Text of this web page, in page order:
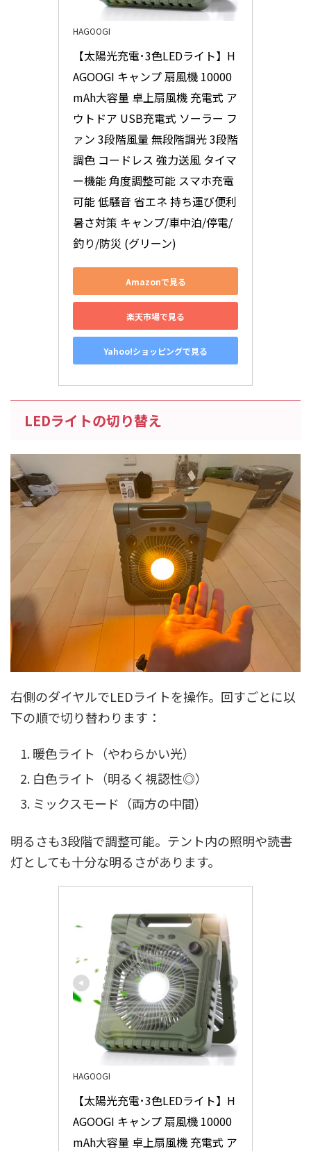
HAGOOGI
【太陽光充電･3色LEDライト】H
AGOOGI キャンプ 扇風機 10000
mAh大容量 卓上扇風機 充電式 ア
ウトドア USB充電式 ソーラー フ
ァン 3段階風量 無段階調光 3段階
調色 コードレス 強力送風 タイマ
ー機能 角度調整可能 スマホ充電
可能 低騒音 省エネ 持ち運び便利
暑さ対策 キャンプ/車中泊/停電/
釣り/防災 (グリーン)
Amazonで見る
楽天市場で見る
Yahoo!ショッピングで見る
LEDライトの切り替え
右側のダイヤルでLEDライトを操作。回すごとに以
下の順で切り替わります：
暖色ライト（やわらかい光）
白色ライト（明るく視認性◎）
ミックスモード（両方の中間）
明るさも3段階で調整可能。テント内の照明や読書
灯としても十分な明るさがあります。
HAGOOGI
【太陽光充電･3色LEDライト】H
AGOOGI キャンプ 扇風機 10000
mAh大容量 卓上扇風機 充電式 ア